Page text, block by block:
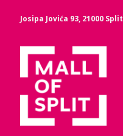
Josipa Jovića 93, 21000 Split